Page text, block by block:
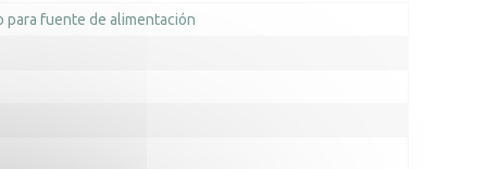
para fuente de alimentación